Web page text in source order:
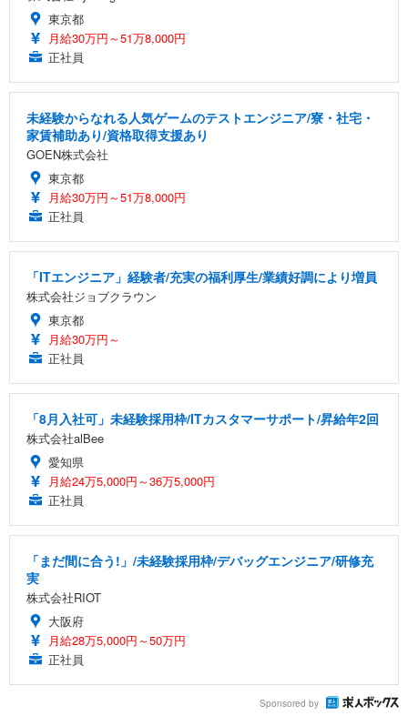
東京都
月給30万円～51万8,000円
正社員
未経験からなれる人気ゲームのテストエンジニア/寮・社宅・
家賃補助あり/資格取得支援あり
GOEN株式会社
東京都
月給30万円～51万8,000円
正社員
「ITエンジニア」経験者/充実の福利厚生/業績好調により増員
株式会社ジョブクラウン
東京都
月給30万円～
正社員
「8月入社可」未経験採用枠/ITカスタマーサポート/昇給年2回
株式会社alBee
愛知県
月給24万5,000円～36万5,000円
正社員
「まだ間に合う!」/未経験採用枠/デバッグエンジニア/研修充
実
株式会社RIOT
大阪府
月給28万5,000円～50万円
正社員
Sponsored by